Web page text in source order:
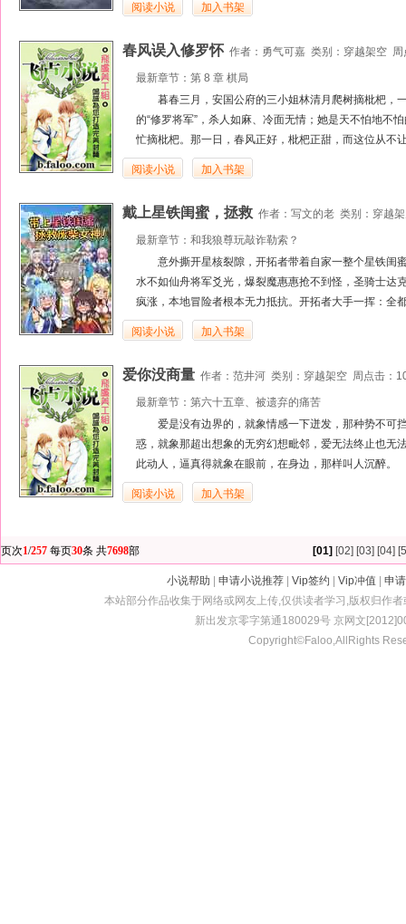
阅读小说 加入书架
春风误入修罗怀 作者： 勇气可嘉 类别： 穿越架空
最新章节： 第 8 章 棋局
暮春三月，安国公府的三小姐林清月爬树摘枇杷，
的“修罗将军”，杀人如麻、冷面无情；她是天不怕地不
忙摘枇杷。那一日，春风正好，枇杷正甜，而这位从不
阅读小说 加入书架
戴上星铁闺蜜，拯救 作者： 写文的老 类别： 穿越
最新章节： 和我狼尊玩敲诈勒索？
意外撕开星核裂隙，开拓者带着自家一整个星铁闺
水不如仙舟将军爻光，爆裂魔惠惠抢不到怪，圣骑士达
疯涨，本地冒险者根本无力抵抗。开拓者大手一挥：全
阅读小说 加入书架
爱你没商量 作者： 范井河 类别： 穿越架空 周点击：
最新章节： 第六十五章、被遗弃的痛苦
爱是没有边界的，就象情感一下迸发，那种势不可
惑，就象那超出想象的无穷幻想毗邻，爱无法终止也无
此动人，逼真得就象在眼前，在身边，那样叫人沉醉。
阅读小说 加入书架
页次1/257 每页30条 共7698部 [01] [02] [03] [04]
小说帮助 申请小说推荐| Vip签约 Vip冲值
申
本站部分作品收集于网络或网友上传,仅供读者学习,版权归作
新出发京零字第通180029号 京网文
Copyright©Faloo,AllRights